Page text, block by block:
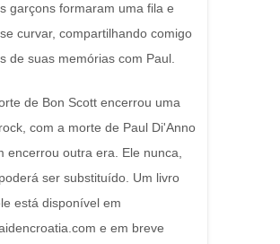
garçons formaram uma fila e
curvar, compartilhando comigo
de suas memórias com Paul.
de Bon Scott encerrou uma
com a morte de Paul Di'Anno
encerrou outra era. Ele nunca,
ser substituído. Um livro
está disponível em
e em breve